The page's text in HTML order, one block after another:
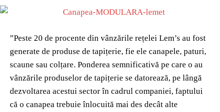
”Peste 20 de procente din vânzările rețelei Lem’s au fost
generate de produse de tapițerie, fie ele canapele, paturi,
scaune sau colțare. Ponderea semnificativă pe care o au
vânzările produselor de tapițerie se datorează, pe lângă
dezvoltarea acestui sector în cadrul companiei, faptului
că o canapea trebuie înlocuită mai des decât alte